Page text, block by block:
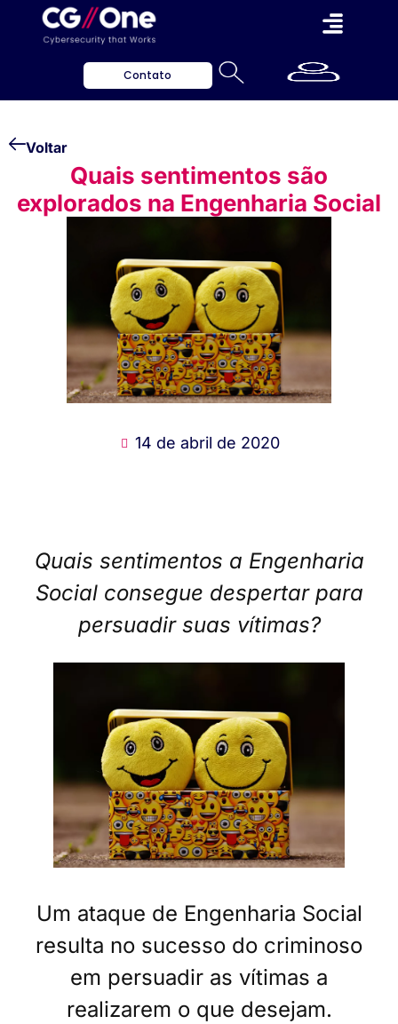
Contato
Voltar
Quais sentimentos são
explorados na Engenharia Social
14 de abril de 2020
Quais sentimentos a Engenharia
Social consegue despertar para
persuadir suas vítimas?
Um ataque de Engenharia Social
resulta no sucesso do criminoso
em persuadir as vítimas a
realizarem o que desejam.